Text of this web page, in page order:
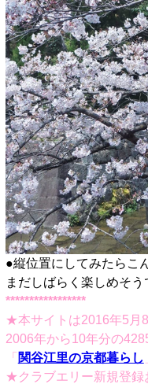
●縦位置にしてみたらこ
まだしばらく楽しめそう
*****************
★本サイトは2016年5月8
2006年から10年分の
「 関谷江里の京都暮らし
★クラブエリー新規登録